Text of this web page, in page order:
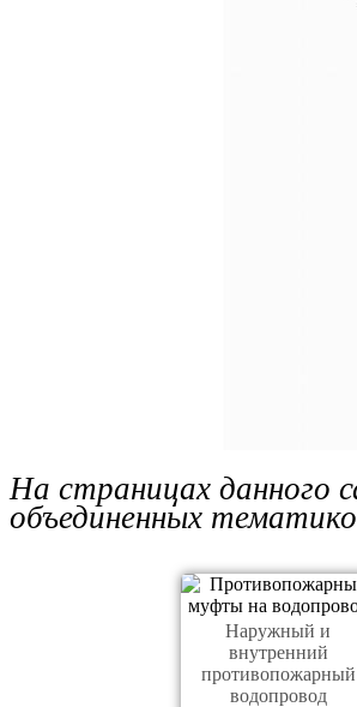
На страницах данного
объединенных
Наружный и
внутренний
противопожарный
водопровод